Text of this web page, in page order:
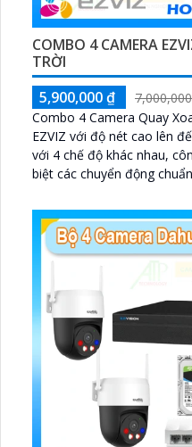
COMBO 4 CAMERA
TRỜI
5,900,000 ₫
Combo 4 Camera Quay
EZVIZ với độ nét cao lên
với 4 chế độ khác nhau,
biệt các chuyển động